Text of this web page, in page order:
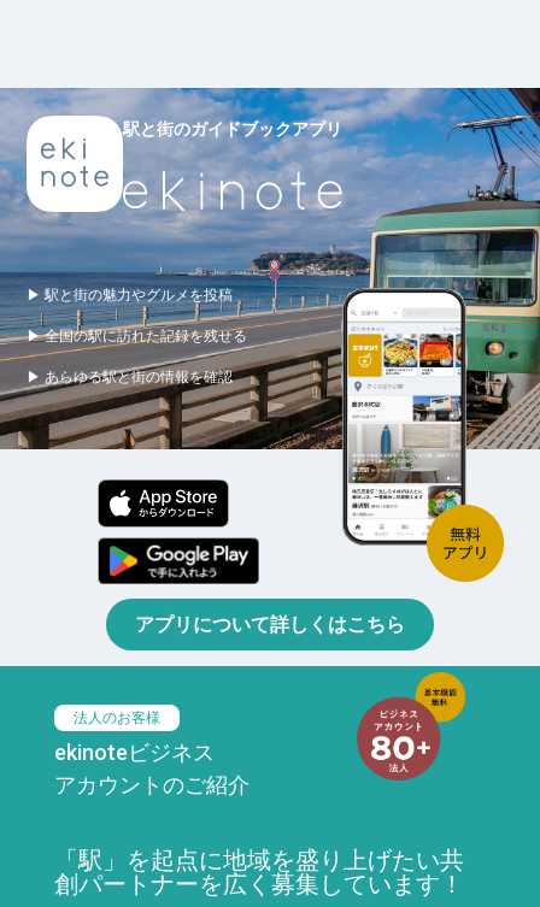
駅と街のガイドブックアプリ
▶ 駅と街の魅力やグルメを投稿
▶ 全国の駅に訪れた記録を残せる
▶ あらゆる駅と街の情報を確認
アプリについて詳しくはこちら
法人のお客様
ekinoteビジネス
アカウントのご紹介
「駅」を起点に地域を盛り上げたい共
創パートナーを広く募集しています！